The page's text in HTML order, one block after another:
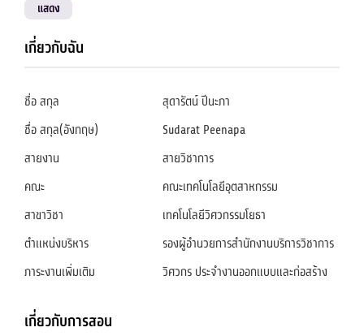
แสดง
เกี่ยวกับฉัน
ชื่อ สกุล
สุดารัตน์ ปีนะภา
ชื่อ สกุล(อังกฤษ)
Sudarat Peenapa
สายงาน
สายวิชาการ
คณะ
คณะเทคโนโลยีอุตสาหกรรม
สาขาวิชา
เทคโนโลยีวิศวกรรมโยธา
ตำแหน่งบริหาร
รองผู้อำนวยการสำนักงานบริการวิชาการ
ภาระงานเพิ่มเติม
วิศวกร ประจำงานออกแบบและก่อสร้าง
เกี่ยวกับการสอน